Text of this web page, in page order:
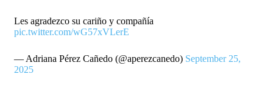
Les agradezco su cariño y compañía
pic.twitter.com/wG57xVLerE
— Adriana Pérez Cañedo (@aperezcanedo) September 25,
2025